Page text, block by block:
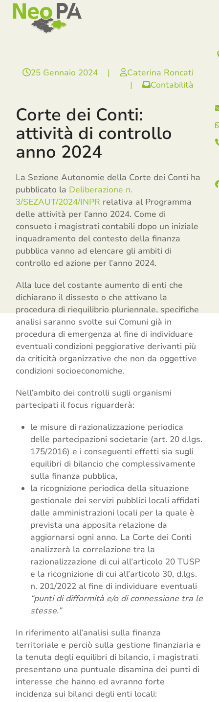
SkipOpen
mobile
menu
Close
mobile
menu
25 Gennaio 2024 |
Caterina Roncati
|
Contabilità
Corte dei Conti:
attività di controllo
anno 2024
La Sezione Autonomie della Corte dei Conti ha
pubblicato la Deliberazione n.
3/SEZAUT/2024/INPR relativa al Programma
delle attività per l’anno 2024. Come di
consueto i magistrati contabili dopo un iniziale
inquadramento del contesto della finanza
pubblica vanno ad elencare gli ambiti di
controllo ed azione per l’anno 2024.
Alla luce del costante aumento di enti che
dichiarano il dissesto o che attivano la
procedura di riequilibrio pluriennale, specifiche
analisi saranno svolte sui Comuni già in
procedura di emergenza al fine di individuare
eventuali condizioni peggiorative derivanti più
da criticità organizzative che non da oggettive
condizioni socioeconomiche.
Nell’ambito dei controlli sugli organismi
partecipati il focus riguarderà:
le misure di razionalizzazione periodica
delle partecipazioni societarie (art. 20 d.lgs.
175/2016) e i conseguenti effetti sia sugli
equilibri di bilancio che complessivamente
sulla finanza pubblica,
la ricognizione periodica della situazione
gestionale dei servizi pubblici locali affidati
dalle amministrazioni locali per la quale è
prevista una apposita relazione da
aggiornarsi ogni anno. La Corte dei Conti
analizzerà la correlazione tra la
razionalizzazione di cui all’articolo 20 TUSP
e la ricognizione di cui all’articolo 30, d.lgs.
n. 201/2022 al fine di individuare eventuali
“punti di difformità e/o di connessione tra le
stesse.”
In riferimento all’analisi sulla finanza
territoriale e perciò sulla gestione finanziaria e
la tenuta degli equilibri di bilancio, i magistrati
presentano una puntuale disamina dei punti di
interesse che hanno ed avranno forte
incidenza sui bilanci degli enti locali: